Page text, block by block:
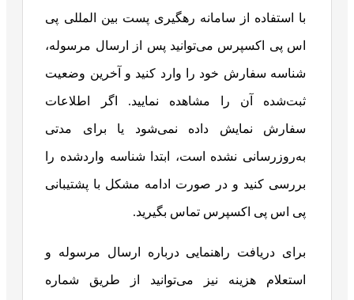
با استفاده از سامانه رهگیری پست بین‌ المللی پی‌
اس‌ پی اکسپرس می‌توانید پس از ارسال مرسوله،
شناسه سفارش خود را وارد کنید و آخرین وضعیت
ثبت‌شده آن را مشاهده نمایید. اگر اطلاعات
سفارش نمایش داده نمی‌شود یا برای مدتی
به‌روزرسانی نشده است، ابتدا شناسه واردشده را
بررسی کنید و در صورت ادامه مشکل با پشتیبانی
پی‌ اس‌ پی اکسپرس تماس بگیرید.
برای دریافت راهنمایی درباره ارسال مرسوله و
استعلام هزینه نیز می‌توانید از طریق شماره